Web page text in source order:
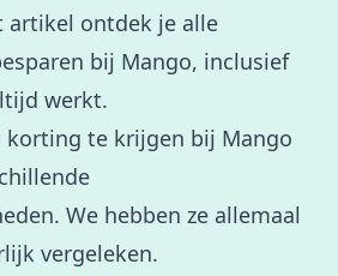
artikel ontdek je alle
bij Mango, inclusief
werkt.
korting te krijgen bij Mango
We hebben ze allemaal
vergeleken.